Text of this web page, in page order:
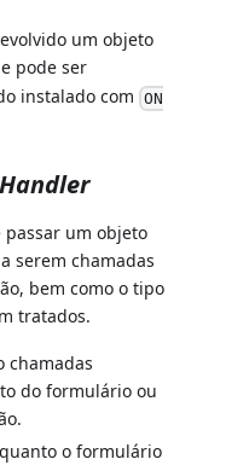
um objeto
pode ser
instalado com ON
passar um objeto
serem chamadas
bem como o tipo
tratados.
chamadas
do formulário ou
o formulário